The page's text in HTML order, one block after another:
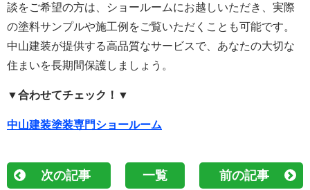
談をご希望の方は、ショールームにお越しいただき、実際
の塗料サンプルや施工例をご覧いただくことも可能です。
中山建装が提供する高品質なサービスで、あなたの大切な
住まいを長期間保護しましょう。
▼合わせてチェック！▼
中山建装塗装専門ショールーム
次の記事 一覧 前の記事